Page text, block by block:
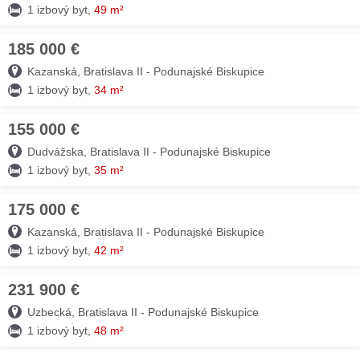
1 izbový byt, 49 m²
185 000 €
Kazanská, Bratislava II - Podunajské Biskupice
1 izbový byt, 34 m²
155 000 €
Dudvážska, Bratislava II - Podunajské Biskupice
1 izbový byt, 35 m²
175 000 €
Kazanská, Bratislava II - Podunajské Biskupice
1 izbový byt, 42 m²
231 900 €
Uzbecká, Bratislava II - Podunajské Biskupice
1 izbový byt, 48 m²